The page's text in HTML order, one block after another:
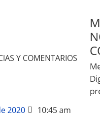
2020 10:45 am